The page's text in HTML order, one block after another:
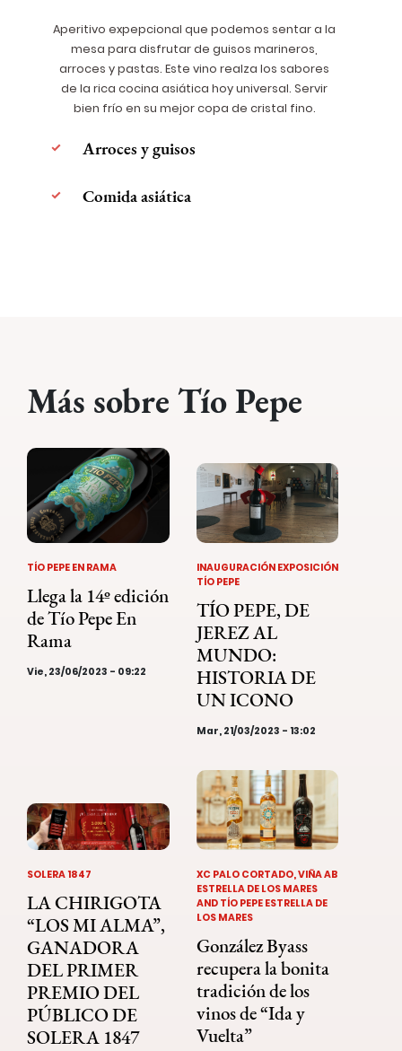
Aperitivo expepcional que podemos sentar a la
mesa para disfrutar de guisos marineros,
arroces y pastas. Este vino realza los sabores
de la rica cocina asiática hoy universal. Servir
bien frío en su mejor copa de cristal fino.
Arroces y guisos
Comida asiática
Más sobre Tío Pepe
Llega la 14º edición
de Tío Pepe En
Rama
TÍO PEPE EN RAMA
Vie, 23/06/2023 - 09:22
TÍO PEPE, DE
JEREZ AL
MUNDO:
HISTORIA DE
UN ICONO
INAUGURACIÓN EXPOSICIÓN
TÍO PEPE
Mar, 21/03/2023 - 13:02
LA CHIRIGOTA
“LOS MI ALMA”,
GANADORA
DEL PRIMER
PREMIO DEL
PÚBLICO DE
SOLERA 1847
SOLERA 1847
González Byass
recupera la bonita
tradición de los
vinos de “Ida y
Vuelta”
XC PALO CORTADO, VIÑA AB
ESTRELLA DE LOS MARES
AND TÍO PEPE ESTRELLA DE
LOS MARES